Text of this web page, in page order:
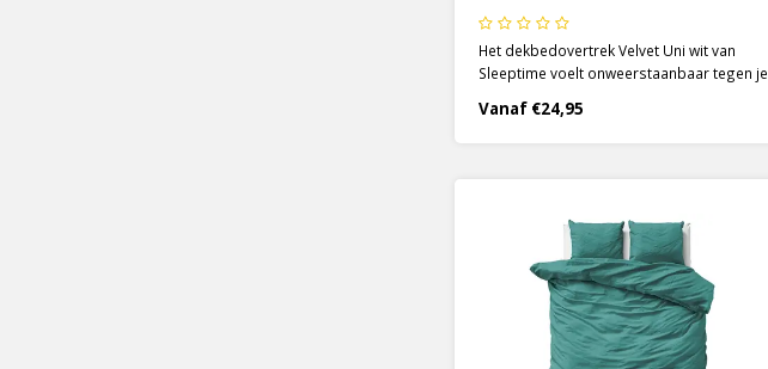
Het dekbedovertrek Velvet Uni wit van
Sleeptime voelt onweerstaanbaar tegen je
dekbedovertrek brengt een comfort met
zich mee die je nooit meer wil missen.
Vanaf €24,95